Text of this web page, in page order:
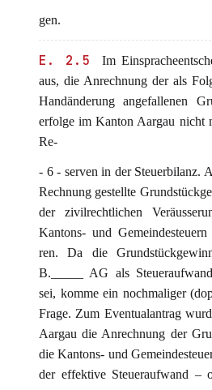
gen.
E. 2.5
Im
aus, die Anrechnung der als
Handänderung angefallenen
erfolge im Kanton Aargau nicht
Re-
- 6 - serven in der Steuerbilanz.
Rechnung gestellte
der zivilrechtlichen
Kantons- und
ren. Da die
B._____ AG als
sei, komme ein nochmaliger
Frage. Zum Eventualantrag
Aargau die Anrechnung der
die Kantons- und
der effektive Steueraufwand –